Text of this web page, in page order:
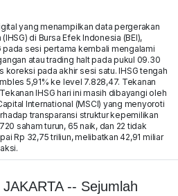
yang menampilkan data pergerakan
di Bursa Efek Indonesia (BEI),
pada sesi pertama kembali mengalami
atau trading halt pada pukul 09.30
koreksi pada akhir sesi satu. IHSG tengah
5,91% ke level 7.828,47. Tekanan
IHSG hari ini masih dibayangi oleh
International (MSCI) yang menyoroti
transparansi struktur kepemilikan
saham turun, 65 naik, dan 22 tidak
Rp 32,75 triliun, melibatkan 42,91 miliar
-- Sejumlah